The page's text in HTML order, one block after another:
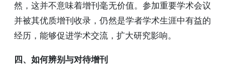
然，这并不意味着增刊毫无价值。参加重要学术会议
并被其优质增刊收录，仍然是学者学术生涯中有益的
经历，能够促进学术交流，扩大研究影响。
四、如何辨别与对待增刊